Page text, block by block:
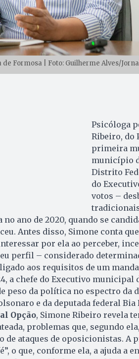
Formosa | Foto: Guilherme Alves/
Psicóloga
Ribeiro, do
primeira
município
Distrito
do
votos –
ano de 2020, quando se
Antes disso, Simone conta
por ela ao perceber,
perfil – considerado
aos requisitos de um
a chefe do Executivo municipal
peso da política no espectro da
e da deputada federal
Opção, Simone Ribeiro revela
problemas que, segundo
de ataques de oposicionistas. A
o que, conforme ela, a ajuda a